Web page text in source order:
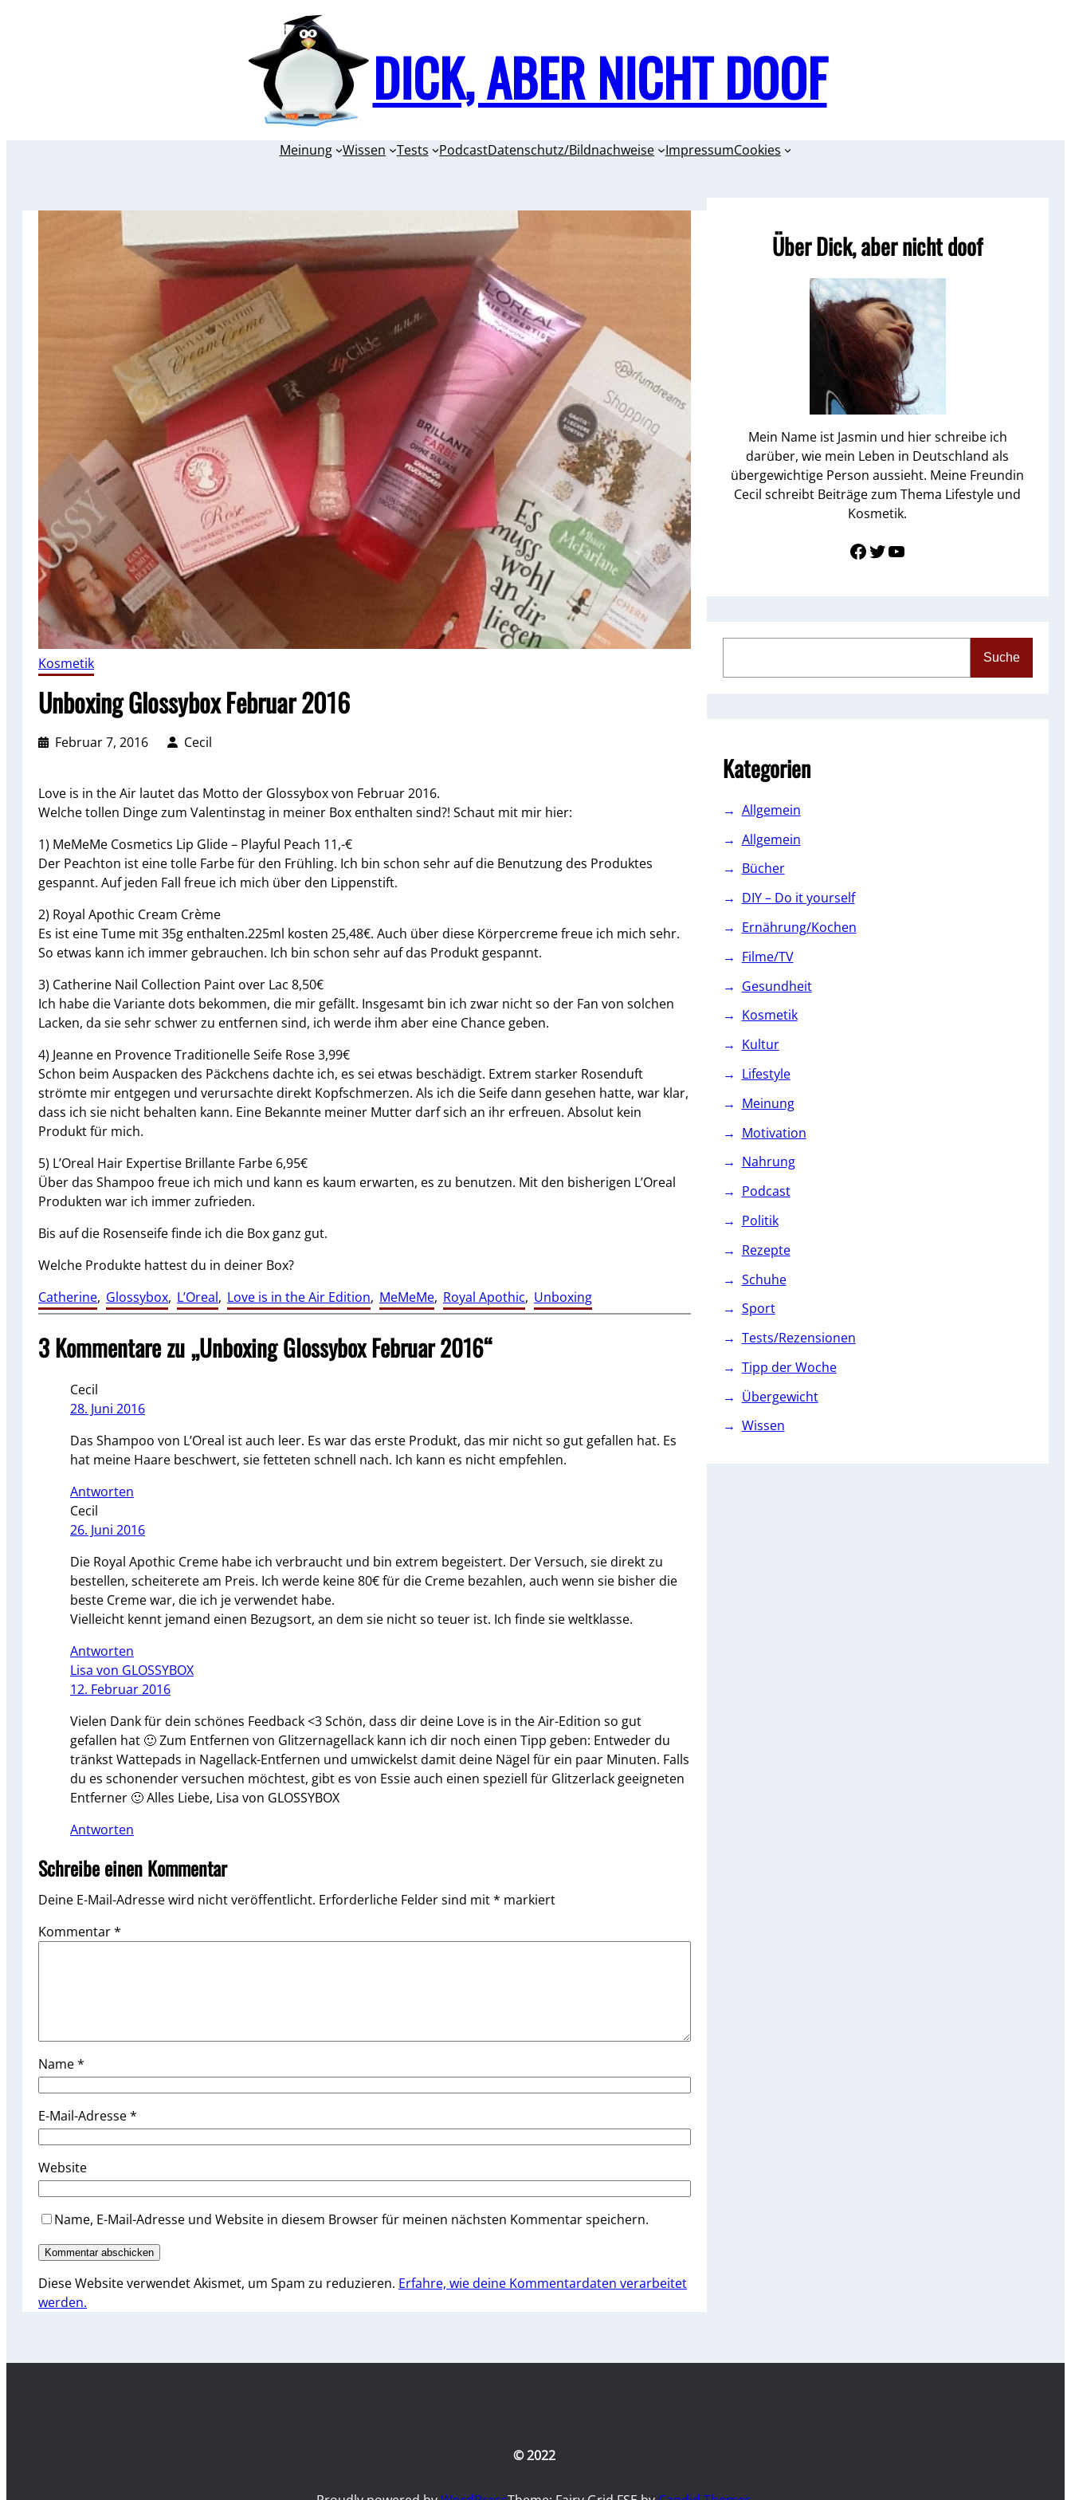
DICK, ABER NICHT DOOF
Meinung Wissen Tests PodcastDatenschutz/Bildnachweise ImpressumCookies
Kosmetik
Unboxing Glossybox Februar 2016
Februar 7, 2016 Cecil
Love is in the Air lautet das Motto der Glossybox von Februar 2016.
Welche tollen Dinge zum Valentinstag in meiner Box enthalten sind?! Schaut mit mir hier:
1) MeMeMe Cosmetics Lip Glide – Playful Peach 11,-€
Der Peachton ist eine tolle Farbe für den Frühling. Ich bin schon sehr auf die Benutzung des Produktes
gespannt. Auf jeden Fall freue ich mich über den Lippenstift.
2) Royal Apothic Cream Crème
Es ist eine Tume mit 35g enthalten.225ml kosten 25,48€. Auch über diese Körpercreme freue ich mich sehr.
So etwas kann ich immer gebrauchen. Ich bin schon sehr auf das Produkt gespannt.
3) Catherine Nail Collection Paint over Lac 8,50€
Ich habe die Variante dots bekommen, die mir gefällt. Insgesamt bin ich zwar nicht so der Fan von solchen
Lacken, da sie sehr schwer zu entfernen sind, ich werde ihm aber eine Chance geben.
4) Jeanne en Provence Traditionelle Seife Rose 3,99€
Schon beim Auspacken des Päckchens dachte ich, es sei etwas beschädigt. Extrem starker Rosenduft
strömte mir entgegen und verursachte direkt Kopfschmerzen. Als ich die Seife dann gesehen hatte, war klar,
dass ich sie nicht behalten kann. Eine Bekannte meiner Mutter darf sich an ihr erfreuen. Absolut kein
Produkt für mich.
5) L’Oreal Hair Expertise Brillante Farbe 6,95€
Über das Shampoo freue ich mich und kann es kaum erwarten, es zu benutzen. Mit den bisherigen L’Oreal
Produkten war ich immer zufrieden.
Bis auf die Rosenseife finde ich die Box ganz gut.
Welche Produkte hattest du in deiner Box?
Catherine, Glossybox, L’Oreal, Love is in the Air Edition, MeMeMe, Royal Apothic, Unboxing
3 Kommentare zu „Unboxing Glossybox Februar 2016“
Cecil
28. Juni 2016
Das Shampoo von L’Oreal ist auch leer. Es war das erste Produkt, das mir nicht so gut gefallen hat. Es
hat meine Haare beschwert, sie fetteten schnell nach. Ich kann es nicht empfehlen.
Antworten
Cecil
26. Juni 2016
Die Royal Apothic Creme habe ich verbraucht und bin extrem begeistert. Der Versuch, sie direkt zu
bestellen, scheiterete am Preis. Ich werde keine 80€ für die Creme bezahlen, auch wenn sie bisher die
beste Creme war, die ich je verwendet habe.
Vielleicht kennt jemand einen Bezugsort, an dem sie nicht so teuer ist. Ich finde sie weltklasse.
Antworten
Lisa von GLOSSYBOX
12. Februar 2016
Vielen Dank für dein schönes Feedback <3 Schön, dass dir deine Love is in the Air-Edition so gut
gefallen hat 🙂 Zum Entfernen von Glitzernagellack kann ich dir noch einen Tipp geben: Entweder du
tränkst Wattepads in Nagellack-Entfernen und umwickelst damit deine Nägel für ein paar Minuten. Falls
du es schonender versuchen möchtest, gibt es von Essie auch einen speziell für Glitzerlack geeigneten
Entferner 🙂 Alles Liebe, Lisa von GLOSSYBOX
Antworten
Schreibe einen Kommentar
Deine E-Mail-Adresse wird nicht veröffentlicht. Erforderliche Felder sind mit* markiert
Kommentar*
Name*
E-Mail-Adresse*
Website
Name, E-Mail-Adresse und Website in diesem Browser für meinen nächsten Kommentar speichern.
Diese Website verwendet Akismet, um Spam zu reduzieren. Erfahre, wie deine Kommentardaten verarbeitet
werden.
Über Dick, aber nicht doof
Mein Name ist Jasmin und hier schreibe ich
darüber, wie mein Leben in Deutschland als
übergewichtige Person aussieht. Meine Freundin
Cecil schreibt Beiträge zum Thema Lifestyle und
Kosmetik.
Link zu Facebook Twitter YouTube
Suche
Kategorien
Allgemein
Allgemein
Bücher
DIY – Do it yourself
Ernährung/Kochen
Filme/TV
Gesundheit
Kosmetik
Kultur
Lifestyle
Meinung
Motivation
Nahrung
Podcast
Politik
Rezepte
Schuhe
Sport
Tests/Rezensionen
Tipp der Woche
Übergewicht
Wissen
© 2022